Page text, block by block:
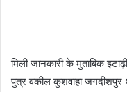
मिली जानकारी के मुताबिक
पुत्र वकील कुशवाहा